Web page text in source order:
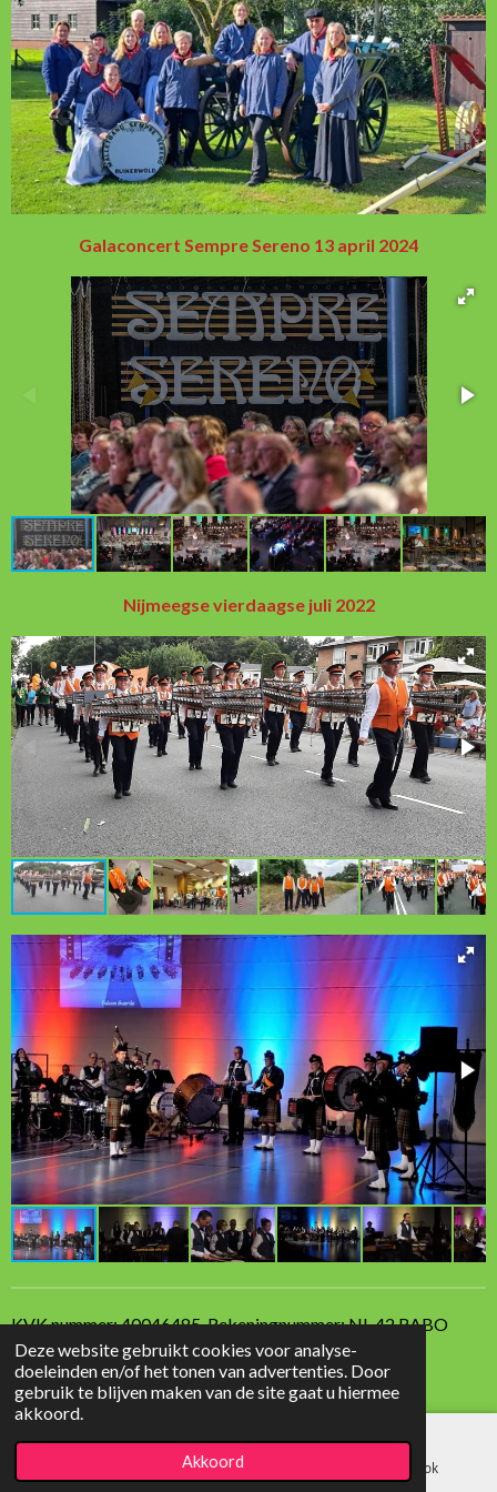
Deze website gebruikt cookies voor analyse-
doeleinden en/of het tonen van advertenties. Door
gebruik te blijven maken van de site gaat u hiermee
akkoord.
Akkoord
Galaconcert Sempre Sereno 13 april 2024
Nijmeegse vierdaagse juli 2022
KVK nummer:40046485,Rekeningnummer: NL 42 RABO
0115 7613 30
© 2022 - 2026 Sempre Sereno
Kaart Facebook